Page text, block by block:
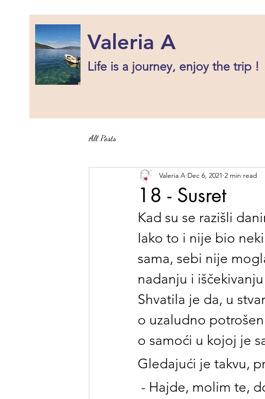
Valeria A
Life is a journey, enjoy the trip !
All Posts
18 - Susret
Valeria A Dec 6, 2021 2 min read
Kad su se razišli
Iako to i nije bio
sama, sebi nije
nadanju i
Shvatila je da, u
o uzaludno
o samoći u kojoj je
Gledajući je takvu,
- Hajde, molim te,